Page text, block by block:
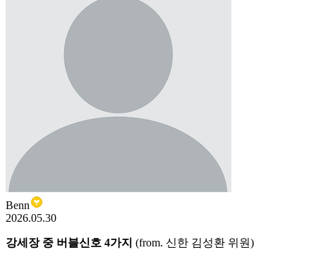
Benn
2026.05.30
강세장 중 버블신호 4가지 (from. 신한 김성환 위원)